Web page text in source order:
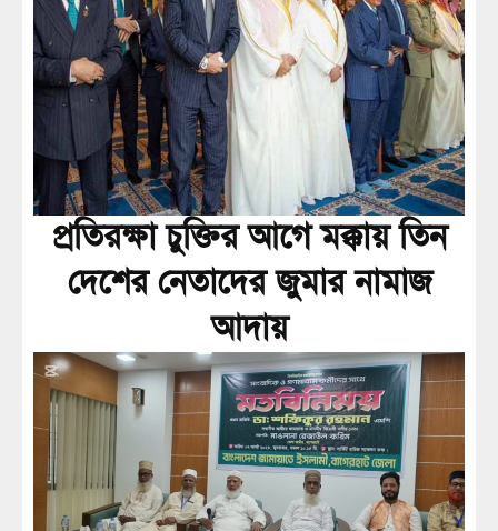
প্রতিরক্ষা চুক্তির আগে মক্কায় তিন
দেশের নেতাদের জুমার নামাজ
আদায়